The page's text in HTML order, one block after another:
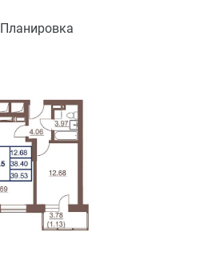
Планировка